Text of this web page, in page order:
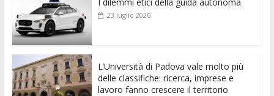
b
o
o
k
er l s
p
e
er
di e di
23 luglio 2026
L’Università di Padova vale molto più
delle classifiche: ricerca, imprese e
lavoro fanno crescere il territorio